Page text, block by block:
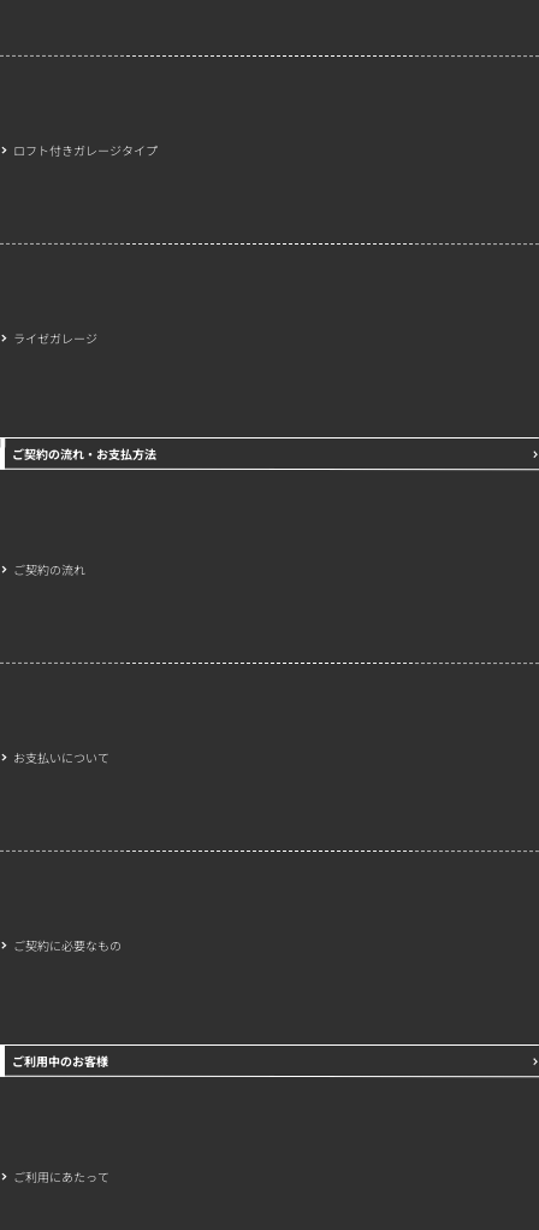
ロフト付きガレージタイプ
ライゼガレージ
ご契約の流れ・お支払方法
ご契約の流れ
お支払いについて
ご契約に必要なもの
ご利用中のお客様
ご利用にあたって